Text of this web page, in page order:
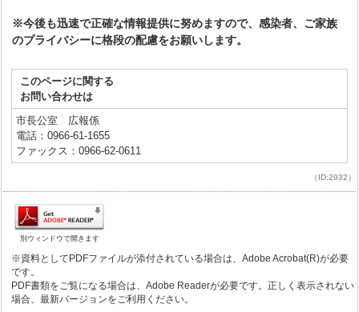
※今後も迅速で正確な情報提供に努めますので、感染者、ご家族
のプライバシーに格段の配慮をお願いします。
このページに関する
お問い合わせは
市長公室 広報係
電話：0966-61-1655
ファックス：0966-62-0611
（ID:2932）
別ウィンドウで開きます
※資料としてPDFファイルが添付されている場合は、Adobe Acrobat(R)が必要
です。
PDF書類をご覧になる場合は、Adobe Readerが必要です。正しく表示されない
場合、最新バージョンをご利用ください。